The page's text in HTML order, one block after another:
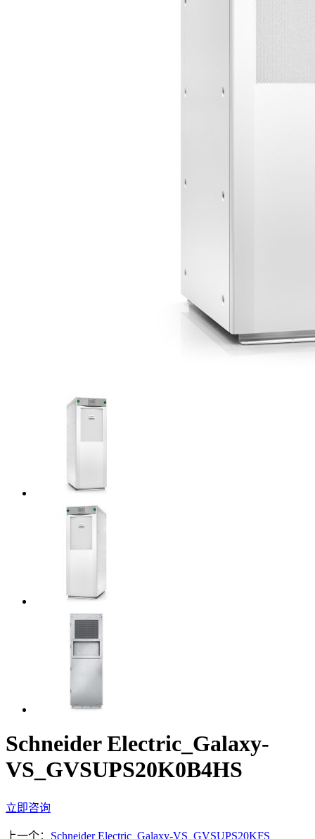
Schneider Electric_Galaxy-
VS_GVSUPS20K0B4HS
立即咨询
上一个： Schneider Electric_Galaxy-VS_GVSUPS20KFS